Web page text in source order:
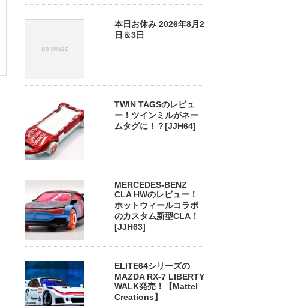
本日お休み 2026年8月2
日＆3日
TWIN TAGSのレビュ
ー！ツインミルがネー
ムタグに！？[JJH64]
MERCEDES-BENZ
CLA HWのレビュー！
ホットウィールコラボ
のカスタム新型CLA！
[JJH63]
ELITE64シリーズの
MAZDA RX-7 LIBERTY
WALK発売！【Mattel
Creations】